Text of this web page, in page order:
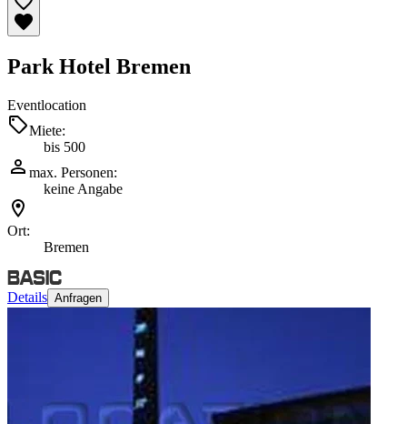
Park Hotel Bremen
Eventlocation
Miete:
bis 500
max. Personen:
keine Angabe
Ort:
Bremen
Details Anfragen